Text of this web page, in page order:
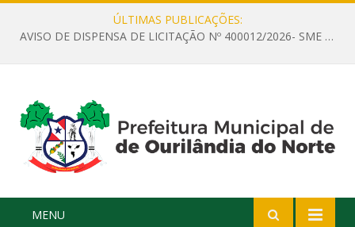
ÚLTIMAS PUBLICAÇÕES:
AVISO DE DISPENSA DE LICITAÇÃO Nº 400012/2026- SME – CONTRATAÇÃO DE EMPRESA ESPECIALIZADA PARA LOCAÇÃO DE ÔNIBUS EXECUTIVO COM CAPACIDADE DE 60 (SESSENTA) POLTRONAS, PARA TRANSPORTAR PROFESSORES RESPONSÁVEIS E ALUNOS PARA BRASÍLIA, COM SAÍDA DIA 10/08/2026 E RETORNO DIA 14/08/2026
MENU